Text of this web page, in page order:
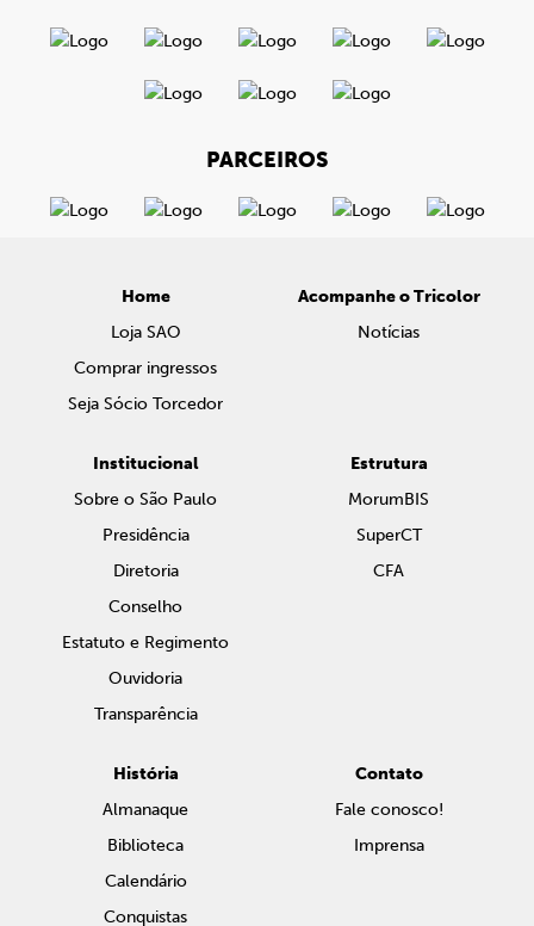
PARCEIROS
Home
Loja SAO
Comprar ingressos
Seja Sócio Torcedor
Acompanhe o Tricolor
Notícias
Institucional
Sobre o São Paulo
Presidência
Diretoria
Conselho
Estatuto e Regimento
Ouvidoria
Transparência
Estrutura
MorumBIS
SuperCT
CFA
História
Almanaque
Biblioteca
Calendário
Conquistas
Contato
Fale conosco!
Imprensa